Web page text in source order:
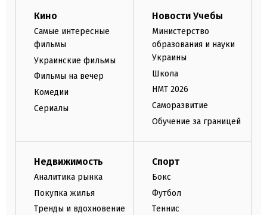
Кино
Самые интересные
фильмы
Украинские фильмы
Фильмы на вечер
Комедии
Сериалы
Новости Учебы
Министерство
образования и науки
Украины
Школа
НМТ 2026
Саморазвитие
Обучение за границей
Недвижимость
Аналитика рынка
Покупка жилья
Тренды и вдохновение
Спорт
Бокс
Футбол
Теннис